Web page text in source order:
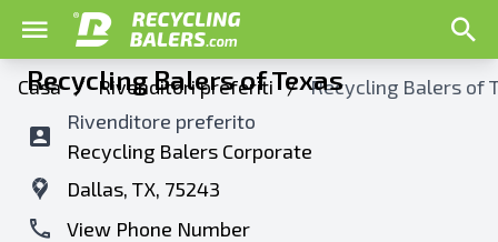
Casa / Rivenditori preferiti / Recycling Balers of
Recycling Balers of Texas
Rivenditore preferito
Recycling Balers Corporate
Dallas, TX, 75243
View Phone Number